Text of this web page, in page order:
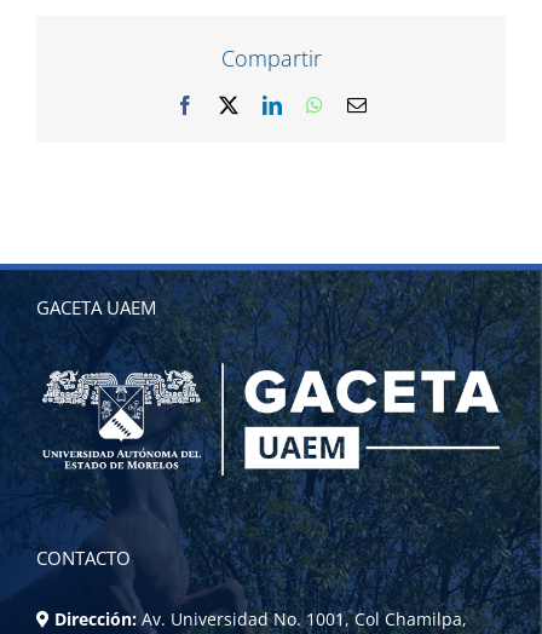
Compartir
Facebook LinkedInWhatsApp
Correo
electrónico
GACETA UAEM
CONTACTO
Dirección: Av. Universidad No. 1001, Col Chamilpa,